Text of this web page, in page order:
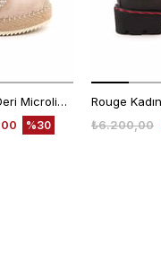
Rouge Kadın Hakiki Deri Microlight Taban Bej Süet Günlük Terlik
%30 ₺6.200,00